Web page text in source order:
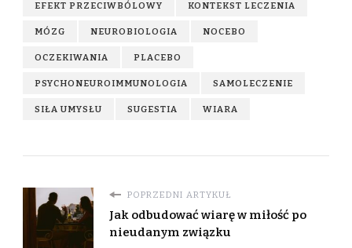
EFEKT PRZECIWBÓLOWY KONTEKST LECZENIA
MÓZG NEUROBIOLOGIA NOCEBO
OCZEKIWANIA PLACEBO
PSYCHONEUROIMMUNOLOGIA SAMOLECZENIE
SIŁA UMYSŁU SUGESTIA WIARA
POPRZEDNI ARTYKUŁ
Jak odbudować wiarę w miłość po
nieudanym związku